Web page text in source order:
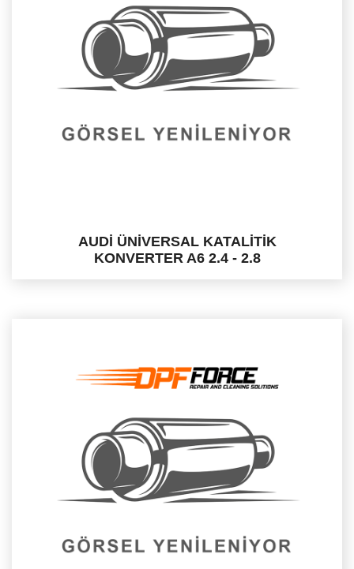
AUDİ ÜNİVERSAL KATALİTİK
KONVERTER A6 2.4 - 2.8